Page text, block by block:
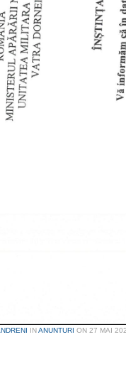
INANUNTURI ON 27 MAI